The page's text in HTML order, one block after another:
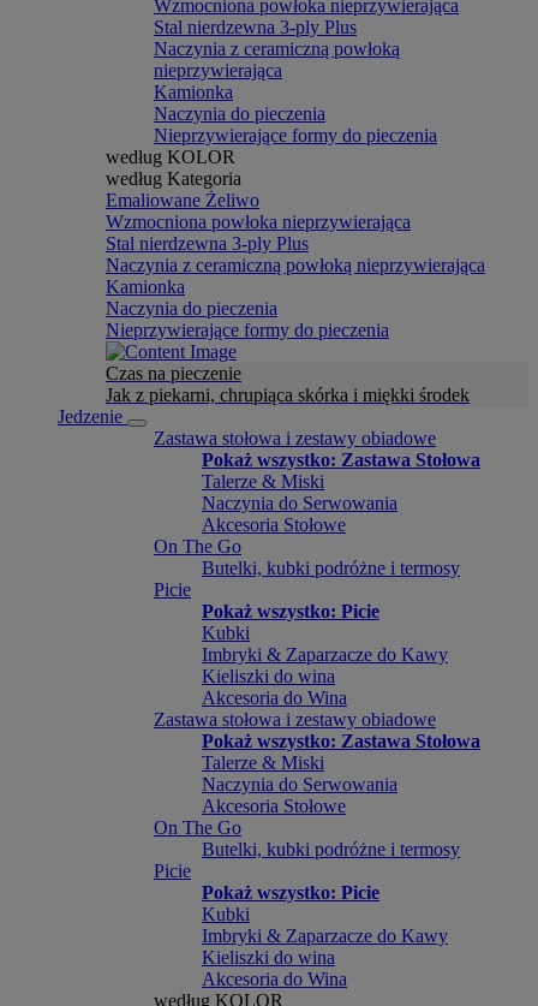
Wzmocniona powłoka nieprzywierająca
Stal nierdzewna 3-ply Plus
Naczynia z ceramiczną powłoką
nieprzywierająca
Kamionka
Naczynia do pieczenia
Nieprzywierające formy do pieczenia
według KOLOR
według Kategoria
Emaliowane Żeliwo
Wzmocniona powłoka nieprzywierająca
Stal nierdzewna 3-ply Plus
Naczynia z ceramiczną powłoką nieprzywierająca
Kamionka
Naczynia do pieczenia
Nieprzywierające formy do pieczenia
Czas na pieczenie
Jak z piekarni, chrupiąca skórka i miękki środek
Jedzenie
Zastawa stołowa i zestawy obiadowe
Pokaż wszystko: Zastawa Stołowa
Talerze & Miski
Naczynia do Serwowania
Akcesoria Stołowe
On The Go
Butelki, kubki podróżne i termosy
Picie
Pokaż wszystko: Picie
Kubki
Imbryki & Zaparzacze do Kawy
Kieliszki do wina
Akcesoria do Wina
Zastawa stołowa i zestawy obiadowe
Pokaż wszystko: Zastawa Stołowa
Talerze & Miski
Naczynia do Serwowania
Akcesoria Stołowe
On The Go
Butelki, kubki podróżne i termosy
Picie
Pokaż wszystko: Picie
Kubki
Imbryki & Zaparzacze do Kawy
Kieliszki do wina
Akcesoria do Wina
według KOLOR